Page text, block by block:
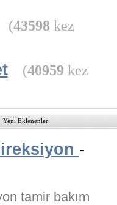
(43598 kez
(40959 kez
Yeni Eklenenler
-
tamir bakım